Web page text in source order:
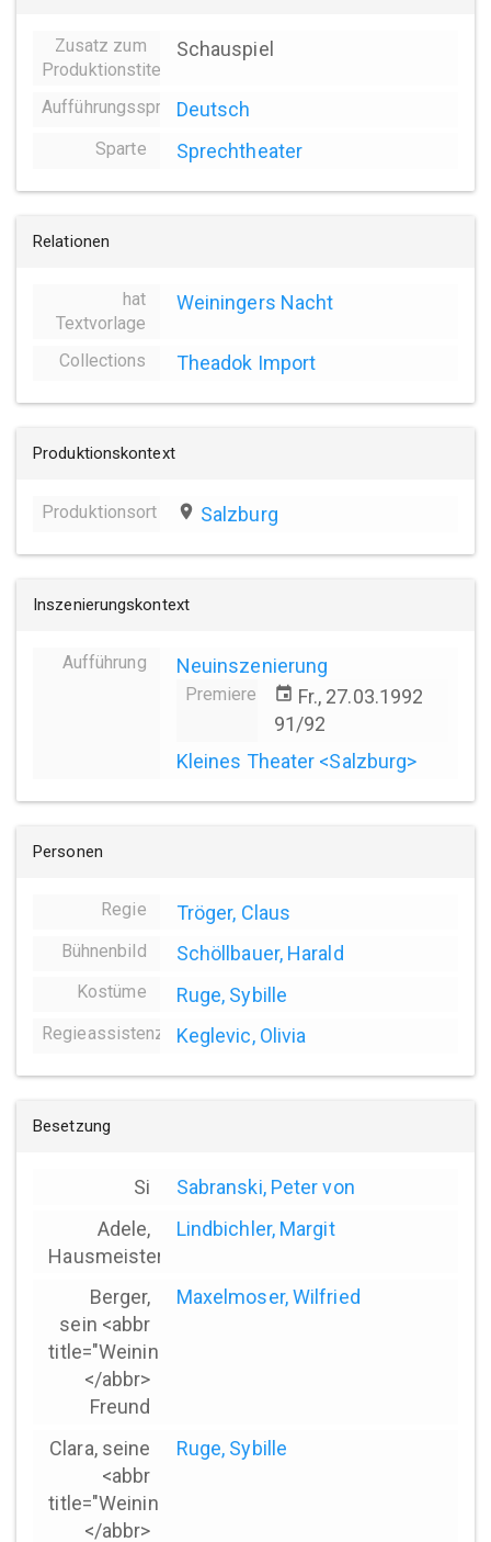
Zusatz zum
Produktionstitel
Schauspiel
AufführungsspracheDeutsch
Sparte Sprechtheater
Relationen
hat
Textvorlage
Weiningers Nacht
Collections Theadok Import
Produktionskontext
Produktionsort place Salzburg
Inszenierungskontext
Aufführung Neuinszenierung
Premiere event Fr., 27.03.1992
91/92
Kleines Theater <Salzburg>
Personen
Regie Tröger, Claus
Bühnenbild Schöllbauer, Harald
Kostüme Ruge, Sybille
Regieassistenz Keglevic, Olivia
Besetzung
Si
Sabranski, Peter von
Adele,
Hausmeisterin
Lindbichler, Margit
Berger,
sein <abbr
title="Weininger">*
</abbr>
Freund
Maxelmoser, Wilfried
Clara, seine
<abbr
title="Weininger">*
</abbr>
Ruge, Sybille